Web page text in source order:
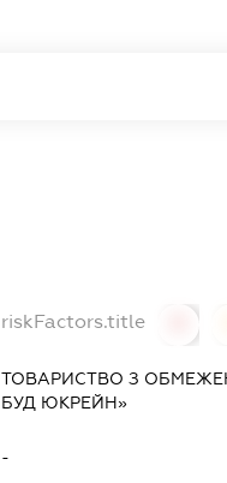
riskFactors.title
ТОВАРИСТВО З
БУД ЮКРЕЙН»
-